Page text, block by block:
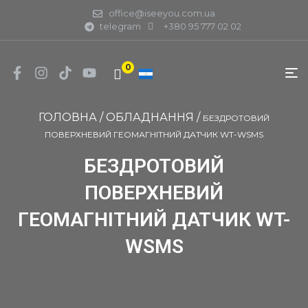
office@iseeyou.com.ua
telegram
+380 95 777 02 02
0
ГОЛОВНА / ОБЛАДНАННЯ / БЕЗДРОТОВИЙ
ПОВЕРХНЕВИЙ ГЕОМАГНІТНИЙ ДАТЧИК WT-WSMS
БЕЗДРОТОВИЙ
ПОВЕРХНЕВИЙ
ГЕОМАГНІТНИЙ ДАТЧИК WT-
WSMS